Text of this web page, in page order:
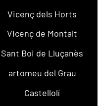
Vicenç dels Horts
Vicenç de Montalt
Sant Boi de Lluçanès
artomeu del Grau
Castellolí